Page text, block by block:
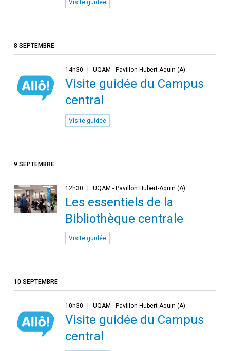
Visite guidée
8 SEPTEMBRE
14h30 UQAM - Pavillon Hubert-Aquin (A)
Visite guidée du Campus
central
Visite guidée
9 SEPTEMBRE
12h30 UQAM - Pavillon Hubert-Aquin (A)
Les essentiels de la
Bibliothèque centrale
Visite guidée
10 SEPTEMBRE
10h30 UQAM - Pavillon Hubert-Aquin (A)
Visite guidée du Campus
central